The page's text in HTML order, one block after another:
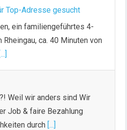
Top-Adresse gesucht
ein familiengeführtes 4-
ca. 40 Minuten von
[...]
Weil wir anders sind Wir
Job & faire Bezahlung
durch [...]